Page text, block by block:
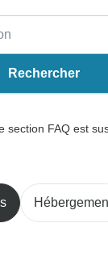
Rechercher
section FAQ est